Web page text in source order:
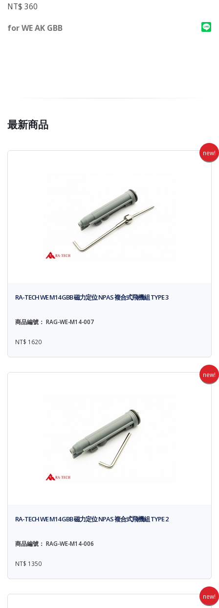
NT$ 360
for WE AK GBB
最新商品
new!
RA-TECH WE M14 GBB 磁力定位 NPAS 複合式飛機組 TYPE 3
商品編號： RAG-WE-M14-007
NT$ 1620
new!
RA-TECH WE M14 GBB 磁力定位 NPAS 複合式飛機組 TYPE 2
商品編號： RAG-WE-M14-006
NT$ 1350
new!